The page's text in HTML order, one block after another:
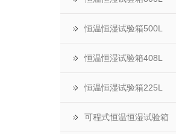
恒温恒湿试验箱500L
恒温恒湿试验箱408L
恒温恒湿试验箱225L
可程式恒温恒湿试验箱